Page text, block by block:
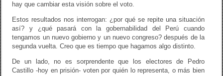
hay que cambiar esta visión sobre el voto.
Estos resultados nos interrogan: ¿por qué se repite una situación
así? y ¿qué pasará con la gobernabilidad del Perú cuando
tengamos un nuevo gobierno y un nuevo congreso? después de la
segunda vuelta. Creo que es tiempo que hagamos algo distinto.
De un lado, no es sorprendente que los electores de Pedro
Castillo -hoy en prisión- voten por quién lo representa, o más bien